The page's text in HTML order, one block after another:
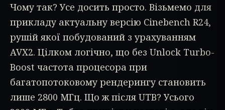
Чому так? Усе досить просто. Візьмемо для
прикладу актуальну версію Cinebench R24,
рушій якої побудований з урахуванням
AVX2. Цілком логічно, що без Unlock Turbo-
Boost частота процесора при
багатопотоковому рендерингу становить
лише 2800 МГц. Що ж після UTB? Усього